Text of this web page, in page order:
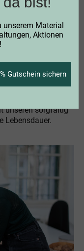
LANGLEBIG SIND
für die
- einige davon sind
unseren sorgfältig
Lebensdauer.
unserem Material
Aktionen
Gutschein sichern